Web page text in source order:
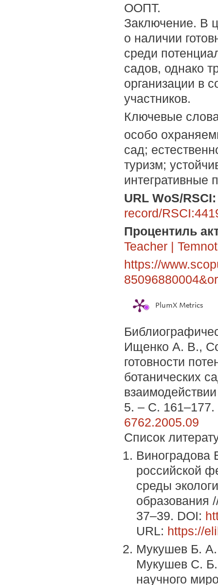
ООПТ.
Заключение. В
о наличии
среди
садов, однако
организации в
участников.
Ключевые
особо
сад;
туризм;
интегративные
URL WoS/RSCI:
record/
Процентиль
Teacher |
https://
PlumX Metrics
Ищенко А. В.,
готовности
ботанических
5. – С.
6762.2005.09
Список
Виноградова
российской
среды
образования
37–39. DOI:
URL: https://
Мукушев Б.
Мукушев С.
научного